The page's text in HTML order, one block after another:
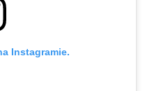
Instagramie.